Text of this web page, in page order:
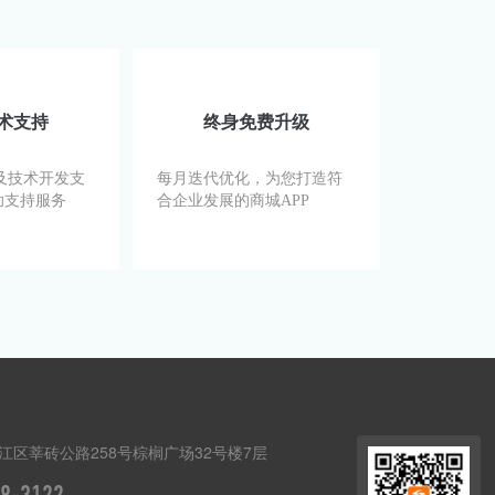
支持
技术开发支
持服务
终身免费升级
每月迭代优化，为您打造符
合企业发展的商城APP
区莘砖公路258号棕榈广场32号楼7层